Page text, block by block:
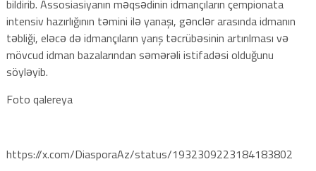
bildirib. Assosiasiyanın məqsədinin idmançıların çempionata
intensiv hazırlığının təmini ilə yanaşı, gənclər arasında idmanın
təbliği, eləcə də idmançıların yarış təcrübəsinin artırılması və
mövcud idman bazalarından səmərəli istifadəsi olduğunu
söyləyib.
Foto qalereya
https://x.com/DiasporaAz/status/1932309223184183802